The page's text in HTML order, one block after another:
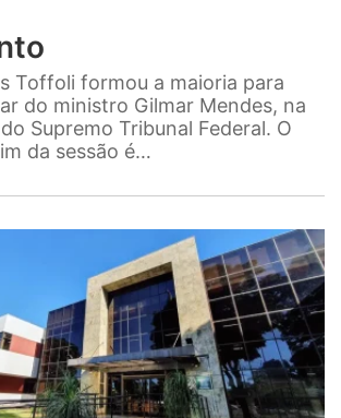
Toffoli formou a maioria para
do ministro Gilmar Mendes, na
Supremo Tribunal Federal. O
da sessão é…